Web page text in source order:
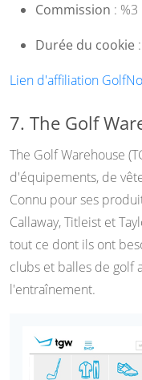
Commission :
Durée du cookie
Lien d'affiliation
7. The Golf
The Golf Warehouse
d'équipements, de
Connu pour ses
Callaway, Titleist et
tout ce dont ils ont
clubs et balles de golf
l'entraînement.